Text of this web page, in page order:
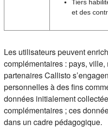
Tiers
et des
Les utilisateurs peuvent
complémentaires : pays,
partenaires Callisto
personnelles à des fins
données initialement
complémentaires ; ces
dans un cadre pédagogique.